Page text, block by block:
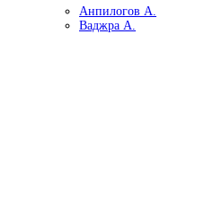
Анпилогов А.
Ваджра А.